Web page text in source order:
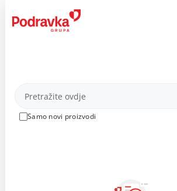
content
Proizvodi
Samo novi proizvodi